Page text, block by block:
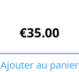
€35.00
Ajouter au panier